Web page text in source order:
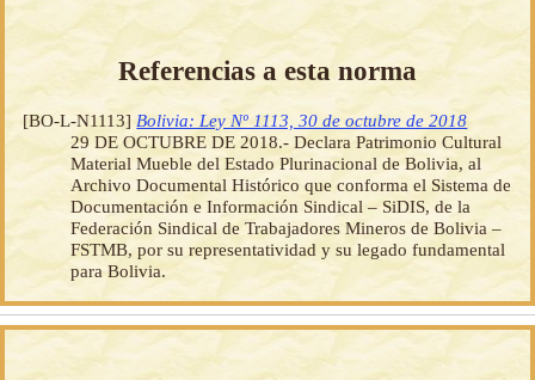
Referencias a esta norma
[BO-L-N1113] Bolivia: Ley Nº 1113, 30 de octubre de 2018
29 DE OCTUBRE DE 2018.- Declara Patrimonio Cultural
Material Mueble del Estado Plurinacional de Bolivia, al
Archivo Documental Histórico que conforma el Sistema de
Documentación e Información Sindical – SiDIS, de la
Federación Sindical de Trabajadores Mineros de Bolivia –
FSTMB, por su representatividad y su legado fundamental
para Bolivia.